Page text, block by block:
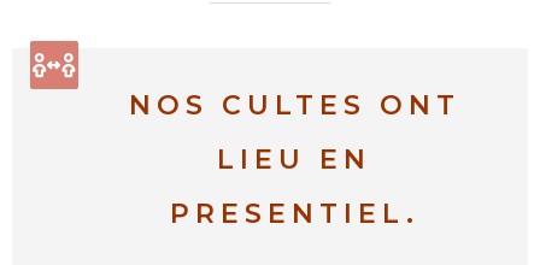
NOS CULTES ONT
LIEU EN
PRESENTIEL.